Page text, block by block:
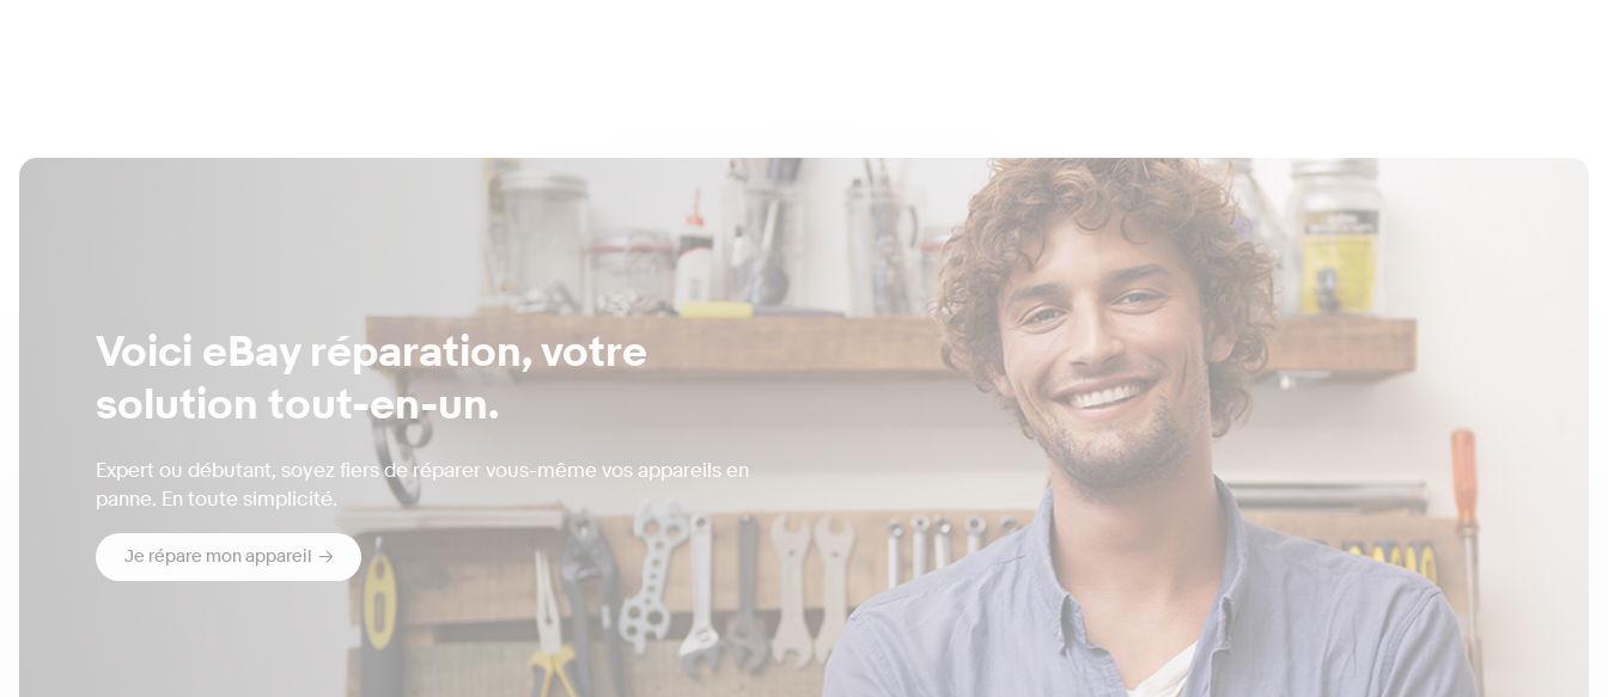
Voici eBay réparation, votre
solution tout-en-un.
Expert ou débutant, soyez fiers de réparer vous-même vos appareils en
panne. En toute simplicité.
Je répare mon appareil